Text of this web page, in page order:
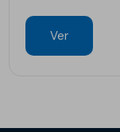
Ver